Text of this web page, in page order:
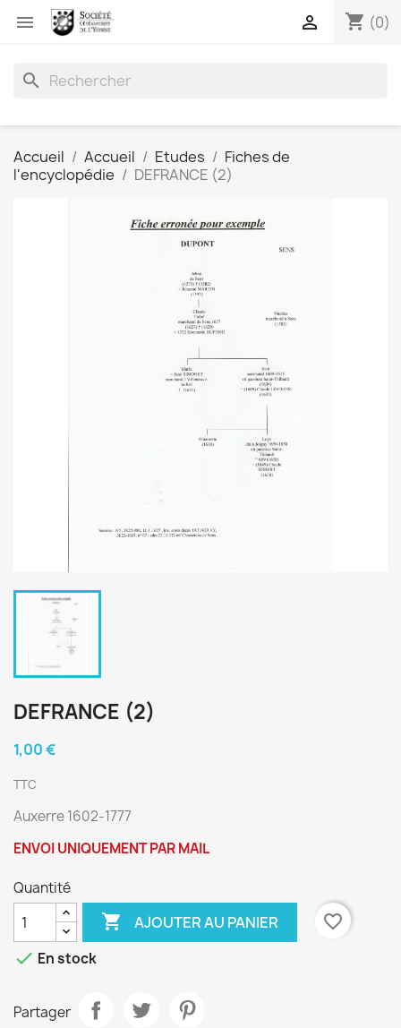
 shopping_cart (0)

search
Accueil Accueil Etudes
Fiches de
l'encyclopédie
DEFRANCE (2)
DEFRANCE (2)
1,00 €
TTC
Auxerre 1602-1777
ENVOI UNIQUEMENT PAR MAIL
Quantité
 AJOUTER AU PANIER
favorite_border
 En stock
Partager